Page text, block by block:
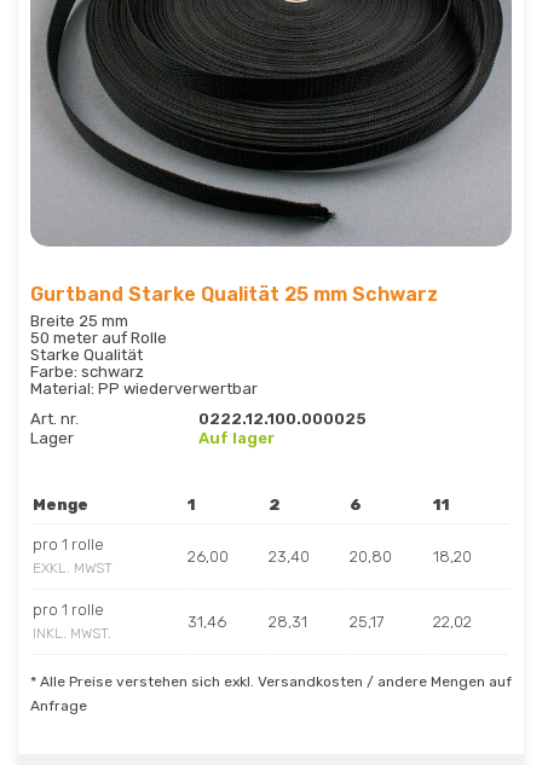
Gurtband Starke Qualität 25 mm Schwarz
Breite 25 mm
50 meter auf Rolle
Starke Qualität
Farbe: schwarz
Material: PP wiederverwertbar
Art. nr.
0222.12.100.000025
Lager
Auf lager
Menge 1 2 6 11
pro 1 rolle
EXKL. MWST
26,00 23,40 20,80 18,20
pro 1 rolle
INKL. MWST.
31,46 28,31 25,17 22,02
* Alle Preise verstehen sich exkl. Versandkosten / andere Mengen auf
Anfrage